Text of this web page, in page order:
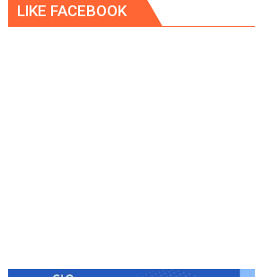
LIKE FACEBOOK